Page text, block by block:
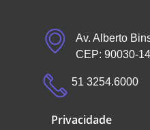
Av. Alberto
CEP: 90030-
51 3254.6000
Privacidade